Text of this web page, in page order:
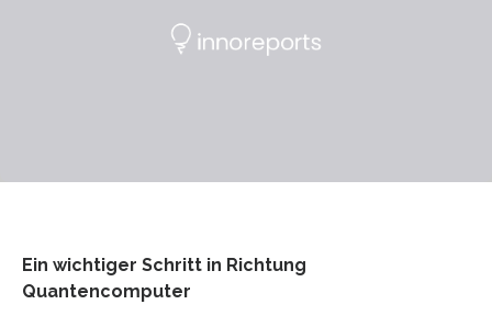
Ein wichtiger Schritt in Richtung
Quantencomputer